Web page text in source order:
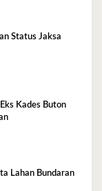
Status Jaksa
Kades Buton
Lahan Bundaran